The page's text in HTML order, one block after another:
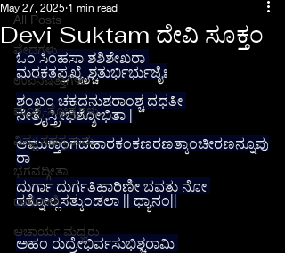
All Posts
ವೇದಗಳು
ಉಪನಿಷತ್ತುಗಳು
ಮಂತ್ರ-ಸ್ತೋತ್ರಗಳು
ವಿಷ್ಣು ಸಹಸ್ರನಾಮ
ಭಗವದ್ಗೀತಾ
ದಾಸವಾಣಿ
ಆಚಾರ್ಯ ಮಧ್ವರು
Devi Suktam ದೇವಿ ಸೂಕ್ತಂ
May 27, 2025 1 min read
ಓಂ ಸಿಂಹಸ್ಥಾ ಶಶಿಶೇಖರಾ
ಮರಕತಪ್ರಖ್ಯೈಶ್ಚತುರ್ಭಿರ್ಭುಜೈಃ
ಶಂಖಂ ಚಕ್ರಧನುಶ್ಶರಾಂಶ್ಚ ದಧತೀ
ನೇತ್ರೈಸ್ತ್ರೀಭಿಶ್ಶೋಭಿತಾ |
ಆಮುಕ್ತಾಂಗದಹಾರಕಂಕಣರಣತ್ಕಾಂಚೀರಣನ್ನೂಪು
ರಾ
ದುರ್ಗಾ ದುರ್ಗತಿಹಾರಿಣೀ ಭವತು ನೋ
ರತ್ನೋಲ್ಲಸತ್ಕುಂಡಲಾ || ಧ್ಯಾನಂ||
ಅಹಂ ರುದ್ರೇಭಿರ್ವಸುಭಿಶ್ಚರಾಮಿ